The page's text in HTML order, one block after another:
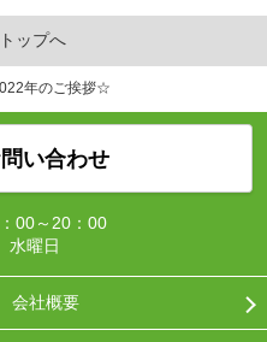
ップへ
年のご挨拶☆
い合わせ
00～20：00
水曜日
会社概要